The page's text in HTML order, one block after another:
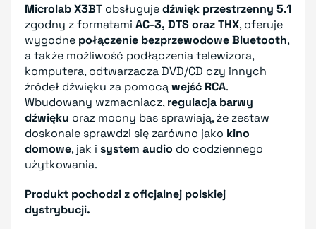
Microlab X3BT obsługujedźwięk przestrzenny 5.1
zgodny z formatami AC-3, DTS oraz THX, oferuje
wygodne połączenie bezprzewodowe Bluetooth,
a także możliwość podłączenia telewizora,
komputera, odtwarzacza DVD/CD czy innych
źródeł dźwięku za pomocąwejść RCA.
Wbudowany wzmacniacz, regulacja barwy
dźwięku oraz mocny bas sprawiają, że zestaw
doskonale sprawdzi się zarówno jako kino
domowe, jak i system audio do codziennego
użytkowania.
Produkt pochodzi z oficjalnej polskiej
dystrybucji.